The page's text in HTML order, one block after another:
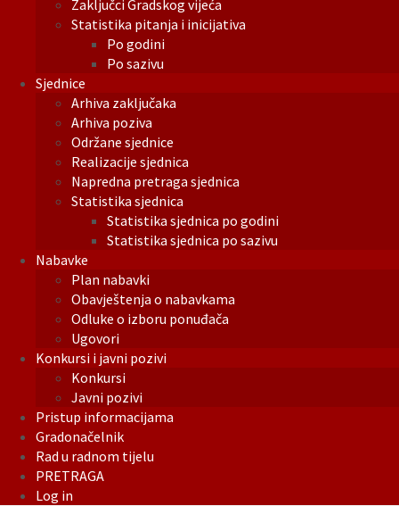
Zaključci Gradskog vijeća
Statistika pitanja i inicijativa
Po godini
Po sazivu
Sjednice
Arhiva zaključaka
Arhiva poziva
Održane sjednice
Realizacije sjednica
Napredna pretraga sjednica
Statistika sjednica
Statistika sjednica po godini
Statistika sjednica po sazivu
Nabavke
Plan nabavki
Obavještenja o nabavkama
Odluke o izboru ponuđača
Ugovori
Konkursi i javni pozivi
Konkursi
Javni pozivi
Pristup informacijama
Gradonačelnik
Rad u radnom tijelu
PRETRAGA
Log in